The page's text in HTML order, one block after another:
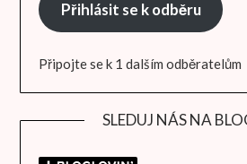
Přihlásit se k odběru
Připojte se k 1 dalším odběratelům
SLEDUJ NÁS NA